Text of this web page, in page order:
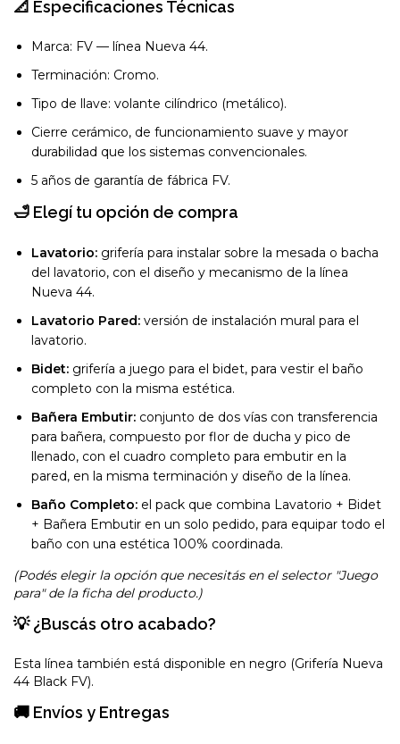
📐 Especificaciones Técnicas
Marca: FV — línea Nueva 44.
Terminación: Cromo.
Tipo de llave: volante cilíndrico (metálico).
Cierre cerámico, de funcionamiento suave y mayor
durabilidad que los sistemas convencionales.
5 años de garantía de fábrica FV.
🛁 Elegí tu opción de compra
Lavatorio: grifería para instalar sobre la mesada o bacha
del lavatorio, con el diseño y mecanismo de la línea
Nueva 44.
Lavatorio Pared: versión de instalación mural para el
lavatorio.
Bidet: grifería a juego para el bidet, para vestir el baño
completo con la misma estética.
Bañera Embutir: conjunto de dos vías con transferencia
para bañera, compuesto por flor de ducha y pico de
llenado, con el cuadro completo para embutir en la
pared, en la misma terminación y diseño de la línea.
Baño Completo: el pack que combina Lavatorio + Bidet
+ Bañera Embutir en un solo pedido, para equipar todo el
baño con una estética 100% coordinada.
(Podés elegir la opción que necesitás en el selector "Juego
para" de la ficha del producto.)
💡 ¿Buscás otro acabado?
Esta línea también está disponible en negro (Grifería Nueva
44 Black FV).
🚚 Envíos y Entregas